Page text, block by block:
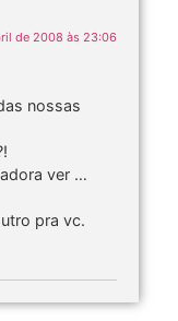
de 2008 às 23:06
nossas
ver …
pra vc.